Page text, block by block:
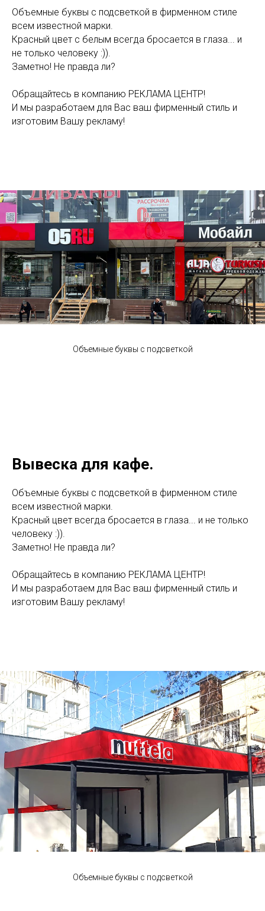
Объемные буквы с подсветкой в фирменном стиле
всем известной марки.
Красный цвет с белым всегда бросается в глаза... и
не только человеку :)).
Заметно! Не правда ли?
Обращайтесь в компанию РЕКЛАМА ЦЕНТР!
И мы разработаем для Вас ваш фирменный стиль и
изготовим Вашу рекламу!
Объемные буквы с подсветкой
Вывеска для кафе.
Объемные буквы с подсветкой в фирменном стиле
всем известной марки.
Красный цвет всегда бросается в глаза... и не только
человеку :)).
Заметно! Не правда ли?
Обращайтесь в компанию РЕКЛАМА ЦЕНТР!
И мы разработаем для Вас ваш фирменный стиль и
изготовим Вашу рекламу!
Объемные буквы с подсветкой